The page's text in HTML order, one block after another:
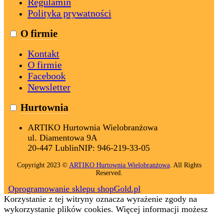
Polityka prywatności
O firmie
Kontakt
O firmie
Facebook
Newsletter
Hurtownia
ARTIKO Hurtownia Wielobranżowa
ul. Diamentowa 9A
20-447 LublinNIP: 946-219-33-05
Copyright 2023 © ARTIKO Hurtownia Wielobranżowa. All Rights
Reserved.
Oprogramowanie sklepu shopGold.pl
Korzystanie z tej witryny oznacza wyrażenie zgody na
wykorzystanie plików cookies. Więcej informacji możesz